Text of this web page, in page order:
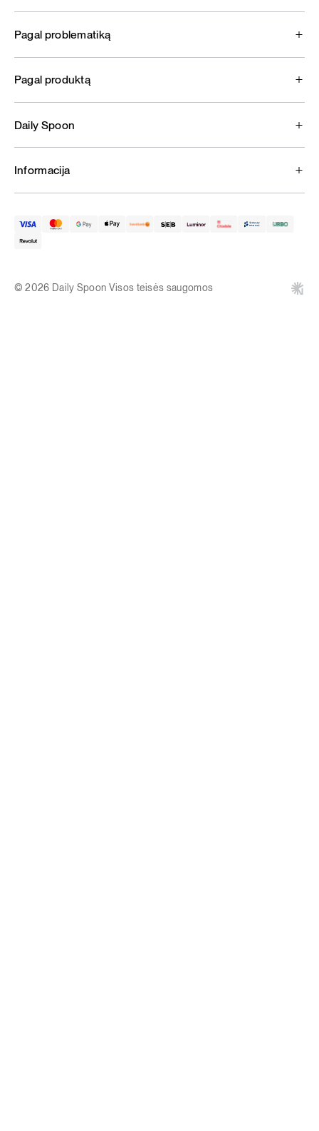
Pagal problematiką
Pagal produktą
Daily Spoon
Informacija
© 2026 Daily Spoon Visos teisės saugomos